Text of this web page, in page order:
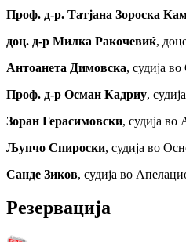
Проф. д-р. Татјана Зороска
доц. д-р Милка Ракочевиќ,
Антоанета Димовска, судија
Проф. д-р Осман Кадриу,
Зоран Герасимовски, судија во
Љупчо Спироски, судија во
Санде Зиков, судија во
Резервација